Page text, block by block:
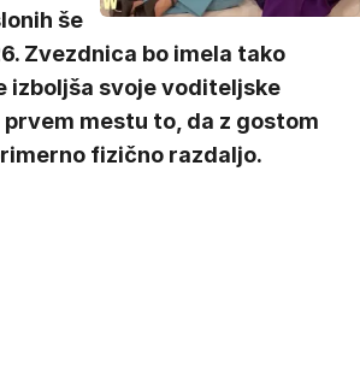
še
Zvezdnica bo imela tako
izboljša svoje voditeljske
prvem mestu to, da z gostom
fizično razdaljo.